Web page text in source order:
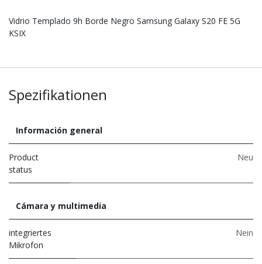
Vidrio Templado 9h Borde Negro Samsung Galaxy S20 FE 5G
KSIX
Spezifikationen
Información general
Product
status
Neu
Cámara y multimedia
integriertes
Mikrofon
Nein